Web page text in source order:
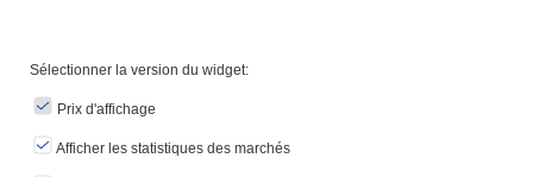
Sélectionner la version du widget:
Prix ​​d'affichage
Afficher les statistiques des marchés